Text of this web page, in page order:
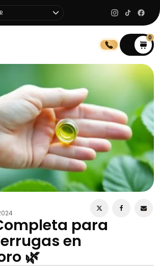
0
para
en
🌿